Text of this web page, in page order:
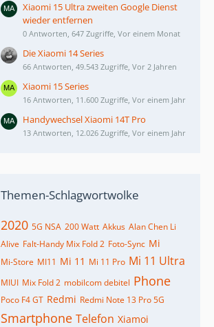
Xiaomi 15 Ultra zweiten Google Dienst
wieder entfernen
0 Antworten, 647 Zugriffe, Vor einem Monat
Die Xiaomi 14 Series
66 Antworten, 49.543 Zugriffe, Vor 2 Jahren
Xiaomi 15 Series
16 Antworten, 11.600 Zugriffe, Vor einem Jahr
Handywechsel Xiaomi 14T Pro
13 Antworten, 12.026 Zugriffe, Vor einem Jahr
Themen-Schlagwortwolke
2020 5G NSA 200 Watt Akkus Alan Chen Li
Alive Falt-Handy Mix Fold 2 Foto-Sync Mi
Mi-Store MI11 Mi 11 Mi 11 Pro Mi 11 Ultra
MIUI Mix Fold 2 mobilcom debitel Phone
Poco F4 GT Redmi Redmi Note 13 Pro 5G
Smartphone Telefon Xiamoi